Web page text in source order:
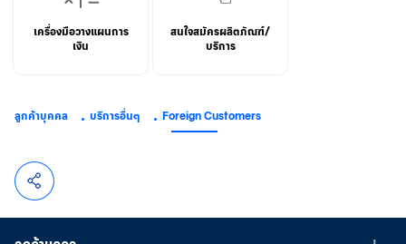
เครื่องมือวางแผนการ
เงิน
สนใจสมัครผลิตภัณฑ์/
บริการ
ลูกค้าบุคคล บริการอื่นๆ Foreign Customers